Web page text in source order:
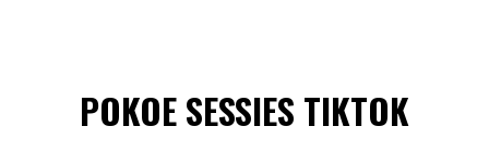
POKOE SESSIES TIKTOK